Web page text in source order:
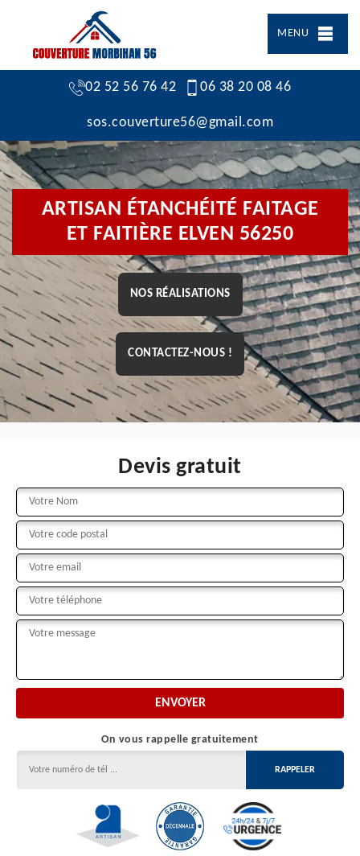
MENU
02 52 56 76 42 06 38 20 08 46
sos.couverture56@gmail.com
ARTISAN ÉTANCHÉITÉ FAITAGE
ET FAITIÈRE ELVEN 56250
NOS RÉALISATIONS
CONTACTEZ-NOUS !
Devis gratuit
On vous rappelle gratuitement